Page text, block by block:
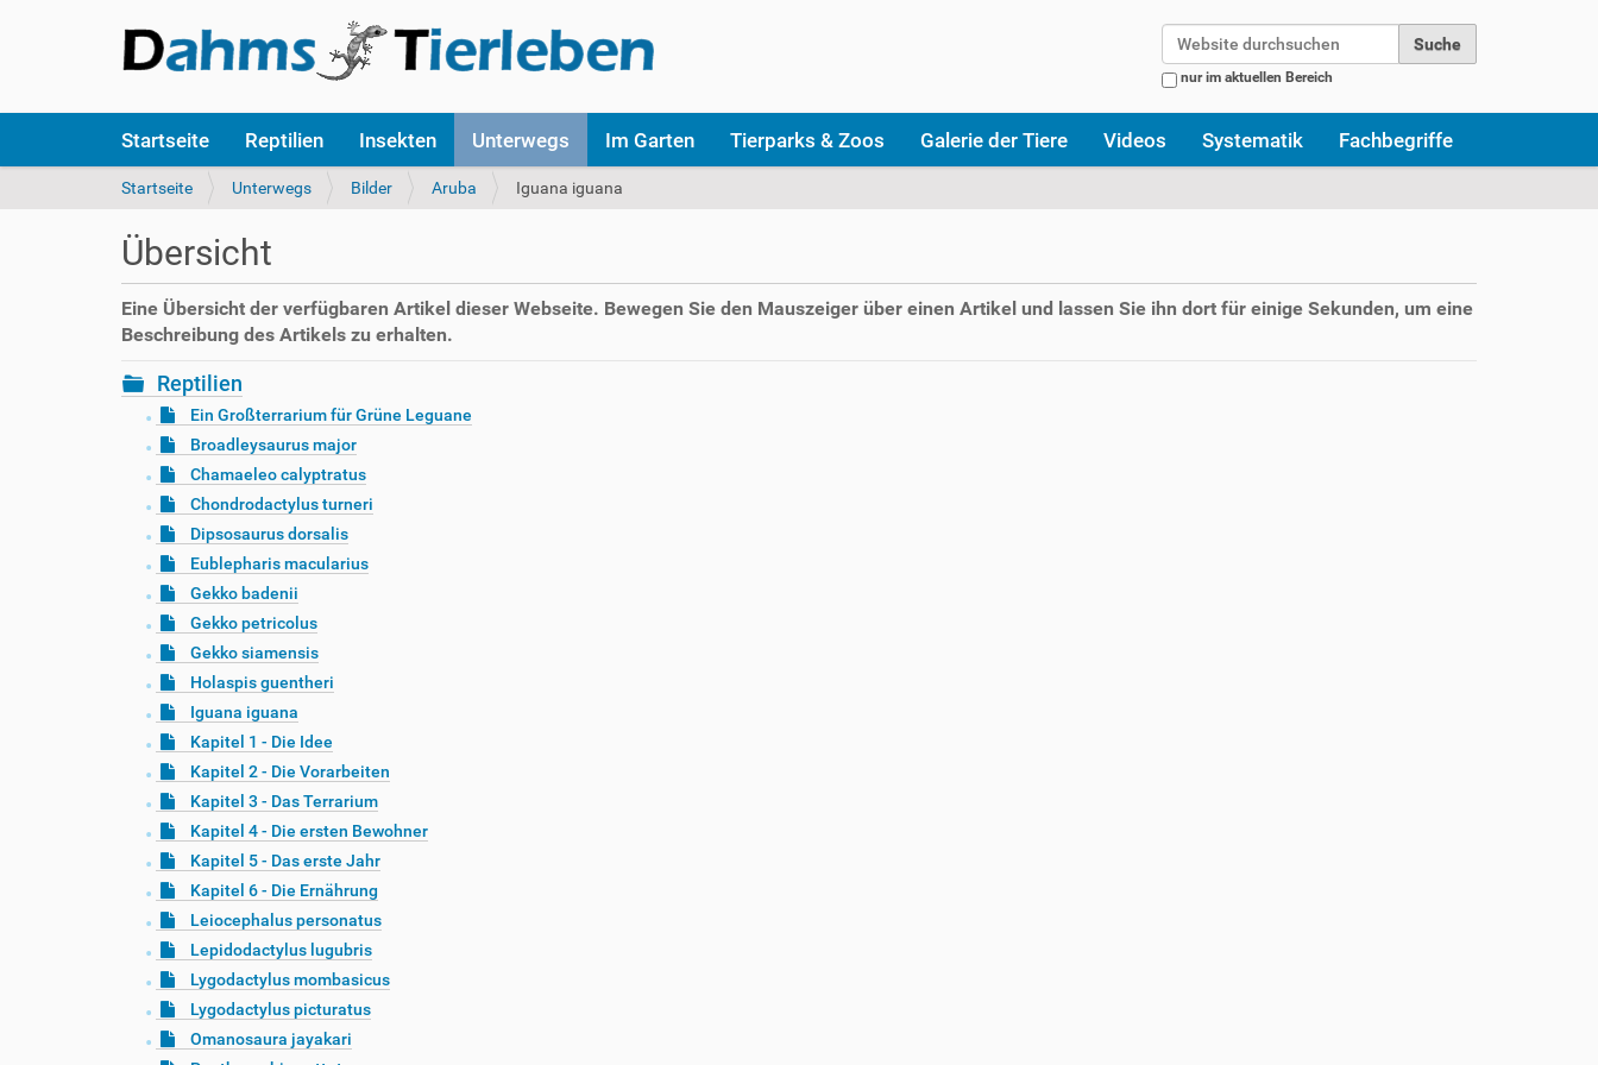
nur im aktuellen Bereich
k
Startseite Reptilien Insekten Unterwegs Im Garten Tierparks & Zoos Galerie der Tiere Videos Systematik Fachbegriffe
S
e
s
i
n
d
i
e
Startseite Unterwegs Bilder Aruba Iguana iguana
Übersicht
Eine Übersicht der verfügbaren Artikel dieser Webseite. Bewegen Sie den Mauszeiger über einen Artikel und lassen Sie ihn dort für einige Sekunden, um eine
Beschreibung des Artikels zu erhalten.
Reptilien
Ein Großterrarium für Grüne Leguane
Broadleysaurus major
Chamaeleo calyptratus
Chondrodactylus turneri
Dipsosaurus dorsalis
Eublepharis macularius
Gekko badenii
Gekko petricolus
Gekko siamensis
Holaspis guentheri
Iguana iguana
Kapitel 1 - Die Idee
Kapitel 2 - Die Vorarbeiten
Kapitel 3 - Das Terrarium
Kapitel 4 - Die ersten Bewohner
Kapitel 5 - Das erste Jahr
Kapitel 6 - Die Ernährung
Leiocephalus personatus
Lepidodactylus lugubris
Lygodactylus mombasicus
Lygodactylus picturatus
Omanosaura jayakari